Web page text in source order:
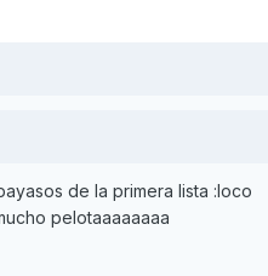
de la primera lista :loco
pelotaaaaaaaa